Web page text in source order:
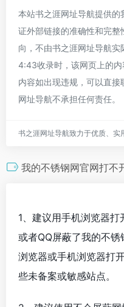
本站书之涯网址导航提供
证外部链接的准确性和完
向，不由书之涯网址导航
4:43收录时，该网页上的
内容如出现违规，可以直
网址导航不承担任何责任。
书之涯网址导航致力于优质、实
我的不锈钢网官网打不
1、建议用手机浏览器
或者QQ屏蔽了我的不
浏览器或手机浏览器打
些未备案或敏感站点。